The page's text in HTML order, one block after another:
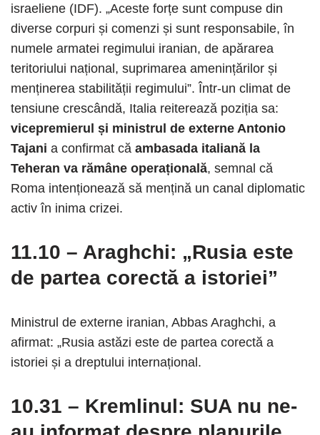
israeliene (IDF). „Aceste forțe sunt compuse din
diverse corpuri și comenzi și sunt responsabile, în
numele armatei regimului iranian, de apărarea
teritoriului național, suprimarea amenințărilor și
menținerea stabilității regimului”. Într-un climat de
tensiune crescândă, Italia reiterează poziția sa:
vicepremierul și ministrul de externe Antonio
Tajani a confirmat că ambasada italiană la
Teheran va rămâne operațională, semnal că
Roma intenționează să mențină un canal diplomatic
activ în inima crizei.
11.10 – Araghchi: „Rusia este
de partea corectă a istoriei”
Ministrul de externe iranian, Abbas Araghchi, a
afirmat: „Rusia astăzi este de partea corectă a
istoriei și a dreptului internațional.
10.31 – Kremlinul: SUA nu ne-